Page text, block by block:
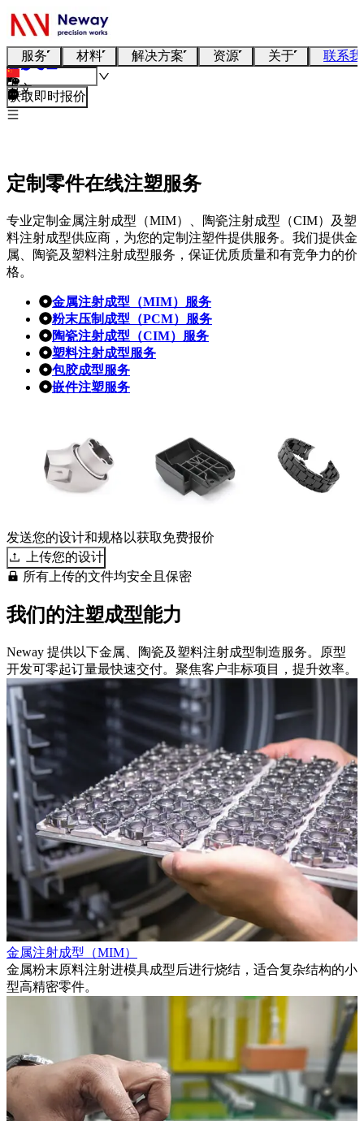
服务 材料 解决方案 资源 关于 联系
中文
获取即时报价
定制零件在线注塑服务
专业定制金属注射成型（MIM）、陶瓷注射成型（CIM）及塑
料注射成型供应商，为您的定制注塑件提供服务。我们提供金
属、陶瓷及塑料注射成型服务，保证优质质量和有竞争力的价
格。
金属注射成型（MIM）服务
粉末压制成型（PCM）服务
陶瓷注射成型（CIM）服务
塑料注射成型服务
包胶成型服务
嵌件注塑服务
发送您的设计和规格以获取免费报价
上传您的设计
所有上传的文件均安全且保密
我们的注塑成型能力
Neway 提供以下金属、陶瓷及塑料注射成型制造服务。原型
开发可零起订量最快速交付。聚焦客户非标项目，提升效率。
金属注射成型（MIM）
金属粉末原料注射进模具成型后进行烧结，适合复杂结构的小
型高精密零件。